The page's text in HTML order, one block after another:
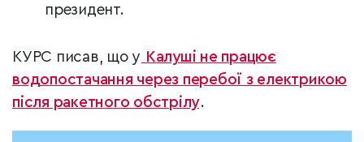
президент.
КУРС писав, що у Калуші не працює
водопостачання через перебої з електрикою
після ракетного обстрілу.